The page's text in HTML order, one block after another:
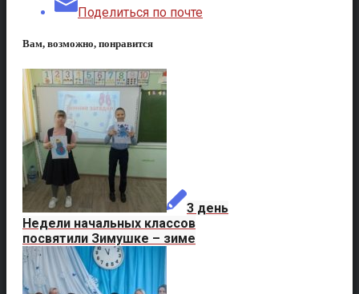
Поделиться по почте
Вам, возможно, понравится
3 день
Недели начальных классов
посвятили Зимушке – зиме